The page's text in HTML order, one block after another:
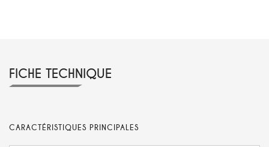
FICHE TECHNIQUE
CARACTÉRISTIQUES PRINCIPALES